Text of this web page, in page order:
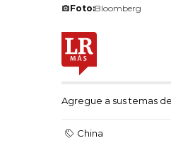
Foto:Bloomberg
Agregue a sus temas
China